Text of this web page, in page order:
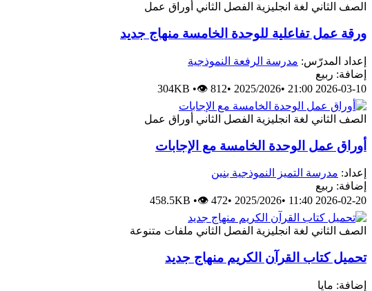
الصف الثاني لغة انجليزية الفصل الثاني أوراق عمل
ورقة عمل تفاعلية للوحدة الخامسة منهاج جديد
إعداد المدرّس: مدرسة الرفعة النموذجية
إضافة: ربيع
2026-03-10 21:00
•
2025/2026
•
304KB •👁 812
الصف الثاني لغة انجليزية الفصل الثاني أوراق عمل
أوراق عمل الوحدة الخامسة مع الإجابات
إعداد: مدرسة التميز النموذجية بنين
إضافة: ربيع
2026-02-20 11:40
•
2025/2026
•
458.5KB •👁 472
الصف الثاني لغة انجليزية الفصل الثاني ملفات متنوعة
تحميل كتاب القرآن الكريم منهاج جديد
إضافة: مايا